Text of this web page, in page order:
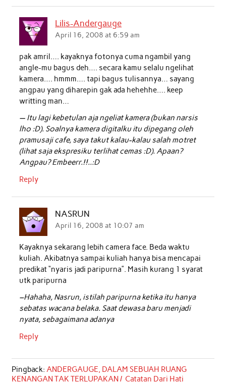
o
o
k
A
p
d
n
Lilis-Andergauge
April 16, 2008 at 6:59 am
pak amril…. kayaknya fotonya cuma ngambil yang
angle-mu bagus deh…. secara kamu selalu ngelihat
kamera…. hmmm…. tapi bagus tulisannya… sayang
angpau yang diharepin gak ada hehehhe…. keep
writting man…
— Itu lagi kebetulan aja ngeliat kamera (bukan narsis
lho :D). Soalnya kamera digitalku itu dipegang oleh
pramusaji cafe, saya takut kalau-kalau salah motret
(lihat saja ekspresiku terlihat cemas :D). Apaan?
Angpau? Embeerr.!!..:D
Reply
NASRUN
April 16, 2008 at 10:07 am
Kayaknya sekarang lebih camera face. Beda waktu
kuliah. Akibatnya sampai kuliah hanya bisa mencapai
predikat “nyaris jadi paripurna”. Masih kurang 1 syarat
utk paripurna
–Hahaha, Nasrun, istilah paripurna ketika itu hanya
sebatas wacana belaka. Saat dewasa baru menjadi
nyata, sebagaimana adanya
Reply
Pingback: ANDERGAUGE, DALAM SEBUAH RUANG
KENANGAN TAK TERLUPAKAN / Catatan Dari Hati